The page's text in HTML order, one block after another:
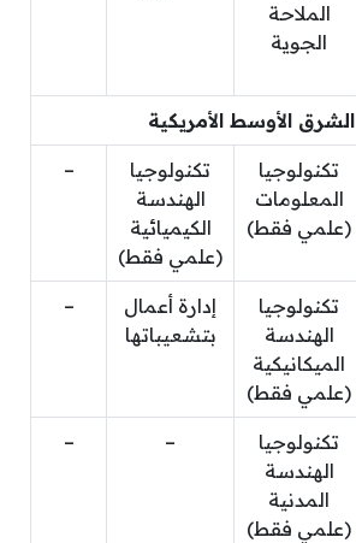
الملاحة
الجوية
الأوسط الأمريكية
تكنولوجيا
المعلومات
(علمي فقط)
تكنولوجيا
الهندسة
الكيميائية
(علمي فقط)
–
تكنولوجيا
الهندسة
الميكانيكية
(علمي فقط)
إدارة أعمال
بتشعيباتها
–
تكنولوجيا
الهندسة
المدنية
(علمي فقط)
–
–